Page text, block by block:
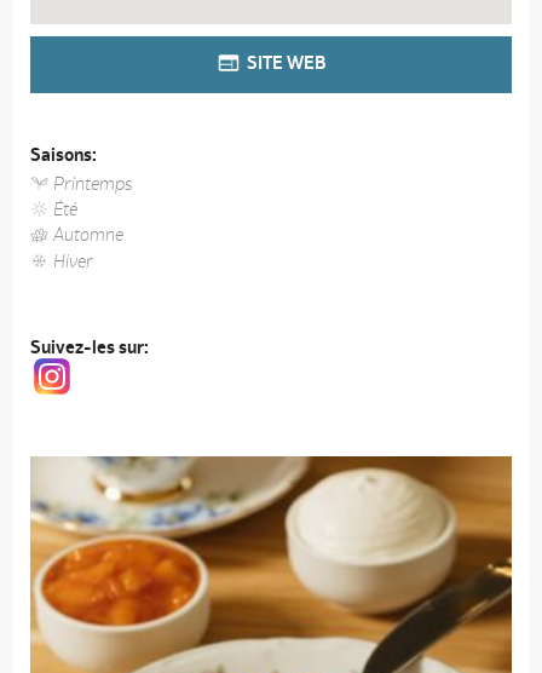
SITE WEB
Saisons:
Printemps
Été
Automne
Hiver
Suivez-les sur: